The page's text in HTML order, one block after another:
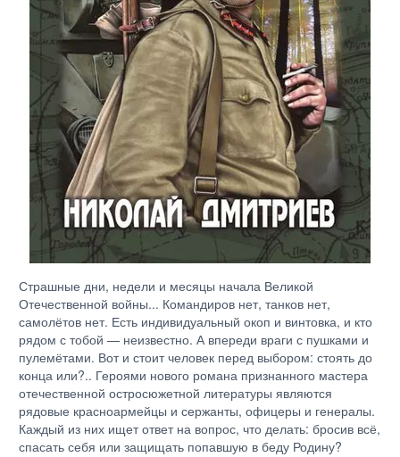
Страшные дни, недели и месяцы начала Великой
Отечественной войны... Командиров нет, танков нет,
самолётов нет. Есть индивидуальный окоп и винтовка, и кто
рядом с тобой — неизвестно. А впереди враги с пушками и
пулемётами. Вот и стоит человек перед выбором: стоять до
конца или?.. Героями нового романа признанного мастера
отечественной остросюжетной литературы являются
рядовые красноармейцы и сержанты, офицеры и генералы.
Каждый из них ищет ответ на вопрос, что делать: бросив всё,
спасать себя или защищать попавшую в беду Родину?